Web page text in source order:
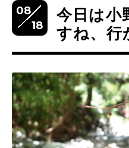
08
18
今日は小
すね、行